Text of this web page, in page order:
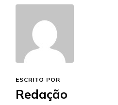
ESCRITO POR
Redação